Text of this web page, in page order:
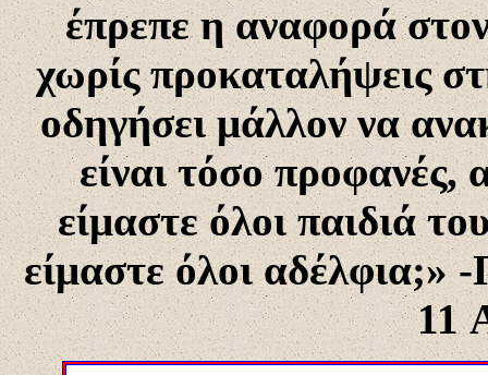
έπρεπε η αναφορά
χωρίς προκαταλήψεις
οδηγήσει μάλλον να
είναι τόσο προφανές,
είμαστε όλοι παιδιά
είμαστε όλοι αδέλφια;» -
11